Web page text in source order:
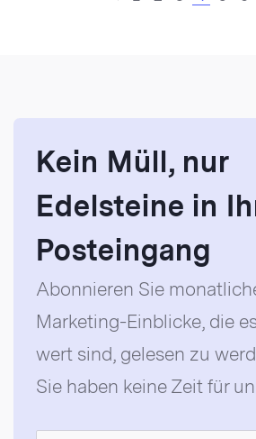
Kein Müll, nur
Edelsteine in
Posteingang
Abonnieren Sie
Marketing-Einblicke, die
wert sind, gelesen zu
Sie haben keine Zeit für